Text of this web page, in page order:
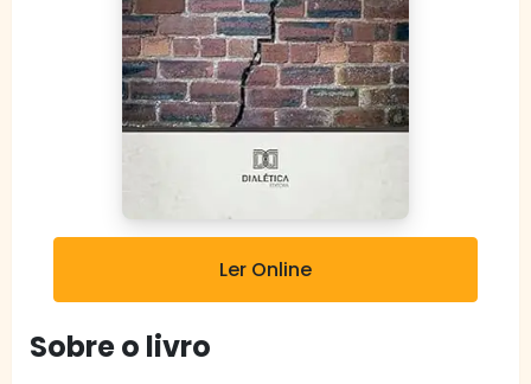
Ler Online
Sobre o livro